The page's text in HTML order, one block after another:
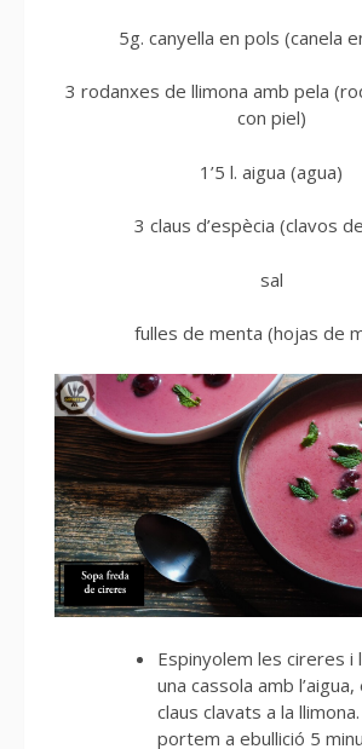
5g. canyella en pols (canela
3 rodanxes de llimona amb pela
con piel)
1’5 l. aigua (agua)
3 claus d’espècia (clavos
sal
fulles de menta (hojas de
Espinyolem les cireres i
una cassola amb
claus clavats a la
portem a ebullició 5